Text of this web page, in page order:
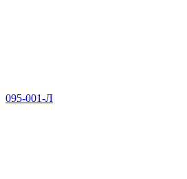
095-001-Л